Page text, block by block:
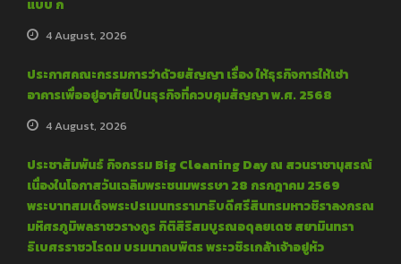
แบบ ก
4 August, 2026
ประกาศคณะกรรมการว่าด้วยสัญญา เรื่อง ให้ธุรกิจการให้เช่า
อาคารเพื่ออยู่อาศัยเป็นธุรกิจที่ควบคุมสัญญา พ.ศ. 2568
4 August, 2026
ประชาสัมพันธ์ กิจกรรม Big Cleaning Day ณ สวนราชานุสรณ์
เนื่องในโอกาสวันเฉลิมพระชนมพรรษา 28 กรกฎาคม 2569
พระบาทสมเด็จพระปรเมนทรรามาธิบดีศรีสินทรมหาวชิราลงกรณ
มหิศรภูมิพลราชวรางกูร กิติสิริสมบูรณอดุลยเดช สยามินทรา
ธิเบศรราชวโรดม บรมนาถบพิตร พระวชิรเกล้าเจ้าอยู่หัว